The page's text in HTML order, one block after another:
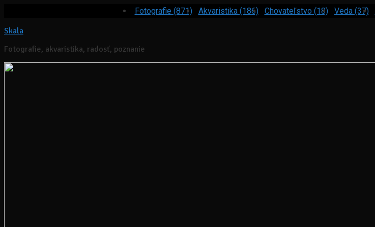
Fotografie (871) Akvaristika (186) Chovateľstvo (18) Veda (37)
Skala
Fotografie, akvaristika, radosť, poznanie